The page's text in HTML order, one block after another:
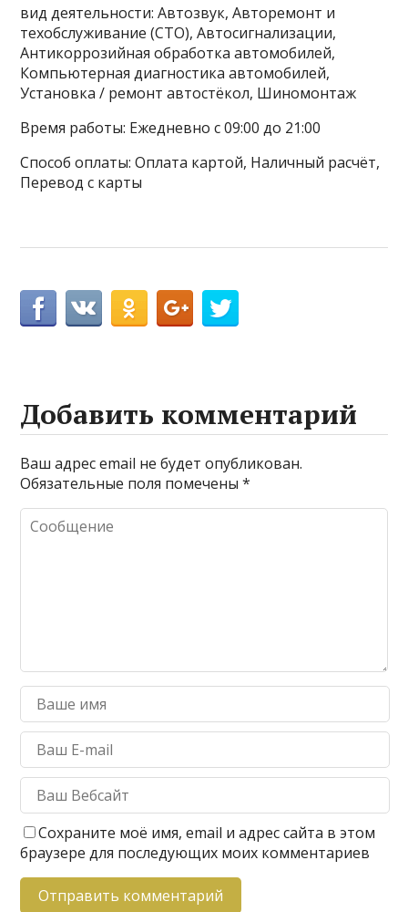
вид деятельности: Автозвук, Авторемонт и
техобслуживание (СТО), Автосигнализации,
Антикоррозийная обработка автомобилей,
Компьютерная диагностика автомобилей,
Установка / ремонт автостёкол, Шиномонтаж
Время работы: Ежедневно с 09:00 до 21:00
Способ оплаты: Оплата картой, Наличный расчёт,
Перевод с карты
Добавить комментарий
Ваш адрес email не будет опубликован.
Обязательные поля помечены*
Сохраните моё имя, email и адрес сайта в этом
браузере для последующих моих комментариев